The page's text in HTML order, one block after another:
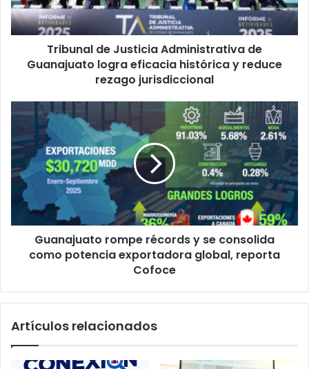
logra
eficacia
histórica
reduce
Tribunal de Justicia Administrativa de
Guanajuato logra eficacia histórica y reduce
rezago jurisdiccional
Guanajuato
récords
y
se
consolida
como
potencia
exportadora
global,
reporta
Guanajuato rompe récords y se consolida
como potencia exportadora global, reporta
Cofoce
Artículos relacionados